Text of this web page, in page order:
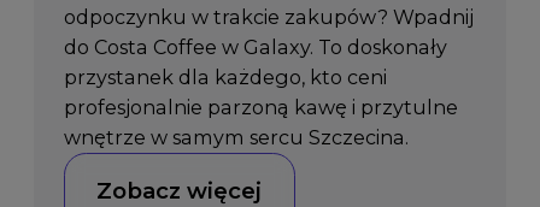
odpoczynku w trakcie zakupów? Wpadnij
do Costa Coffee w Galaxy. To doskonały
przystanek dla każdego, kto ceni
profesjonalnie parzoną kawę i przytulne
wnętrze w samym sercu Szczecina.
Zobacz więcej